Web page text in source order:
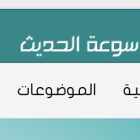
الموضوعات